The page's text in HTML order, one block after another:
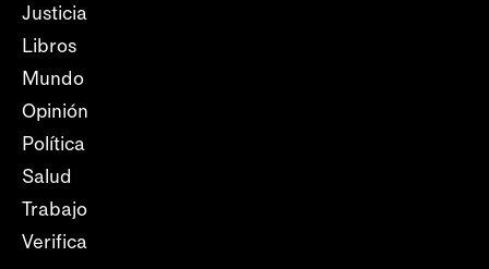
Justicia
Libros
Mundo
Opinión
Política
Salud
Trabajo
Verifica